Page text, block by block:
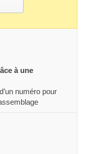
à une
numéro pour